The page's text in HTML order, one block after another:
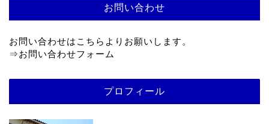
お問い合わせ
お問い合わせはこちらよりお願いします。
⇒お問い合わせフォーム
プロフィール